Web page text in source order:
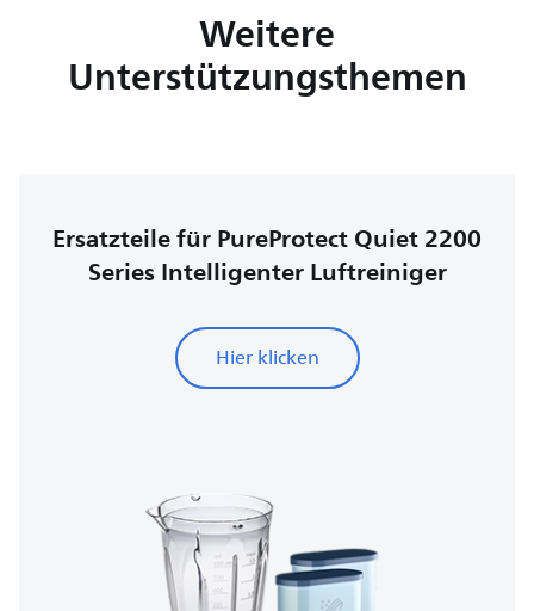
Weitere
Unterstützungsthemen
Ersatzteile für PureProtect Quiet 2200
Series Intelligenter Luftreiniger
Hier klicken